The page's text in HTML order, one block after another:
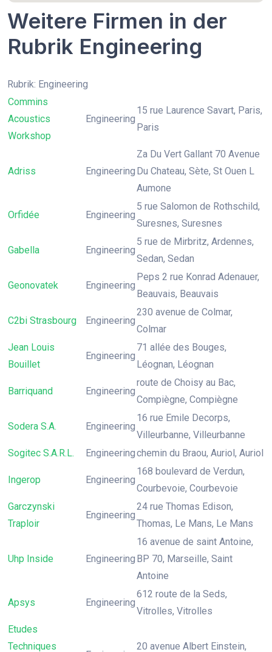
Weitere Firmen in der
Rubrik Engineering
Rubrik: Engineering
Commins
Acoustics
Workshop
Engineering
15 rue Laurence Savart, Paris,
Paris
Adriss Engineering
Za Du Vert Gallant 70 Avenue
Du Chateau, Sète, St Ouen L
Aumone
Orfidée Engineering
5 rue Salomon de Rothschild,
Suresnes, Suresnes
Gabella Engineering
5 rue de Mirbritz, Ardennes,
Sedan, Sedan
Geonovatek Engineering
Peps 2 rue Konrad Adenauer,
Beauvais, Beauvais
C2bi Strasbourg Engineering
230 avenue de Colmar,
Colmar
Jean Louis
Bouillet
Engineering
71 allée des Bouges,
Léognan, Léognan
Barriquand Engineering
route de Choisy au Bac,
Compiègne, Compiègne
Sodera S.A. Engineering
16 rue Emile Decorps,
Villeurbanne, Villeurbanne
Sogitec S.A.R.L.
Engineeringchemin du Braou, Auriol, Auriol
Ingerop Engineering
168 boulevard de Verdun,
Courbevoie, Courbevoie
Garczynski
Traploir
Engineering
24 rue Thomas Edison,
Thomas, Le Mans, Le Mans
Uhp Inside Engineering
16 avenue de saint Antoine,
BP 70, Marseille, Saint
Antoine
Apsys Engineering
612 route de la Seds,
Vitrolles, Vitrolles
Etudes
Techniques
20 avenue Albert Einstein,